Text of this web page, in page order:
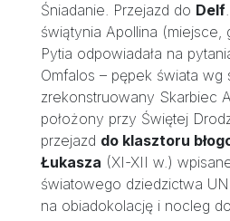
Śniadanie. Przejazd do Delf
świątynia Apollina (miejsce,
Pytia odpowiadała na
Omfalos – pępek świata wg
zrekonstruowany Skarbiec
położony przy Świętej
przejazd do klasztoru
Łukasza (XI-XII w.)
światowego dziedzictwa
na obiadokolację i nocleg